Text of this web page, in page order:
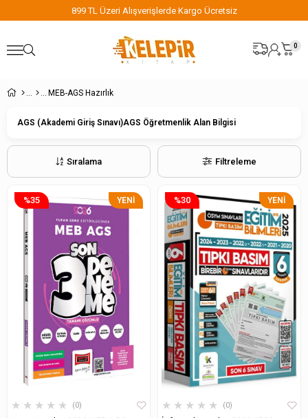
899 TL Üzeri Alışverişlerde Kargo Ücretsiz
0
MEB-AGS Hazırlık
AGS (Akademi Giriş Sınavı)AGS Öğretmenlik Alan Bilgisi
Filtreleme
Sıralama
★ ★ ★ ★ ★ 0
%35
YENI
★ ★ ★ ★ ★ 0
%30
YENI
ÜRÜN